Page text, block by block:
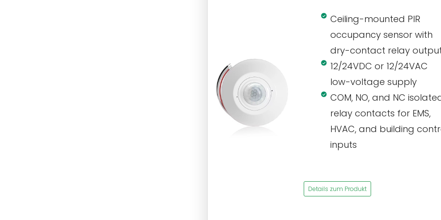
Ceiling-mounted PIR
occupancy sensor with
dry-contact relay
12/24VDC or 12/24VAC
low-voltage supply
COM, NO, and NC
relay contacts for EMS,
HVAC, and building
inputs
Details zum Produkt